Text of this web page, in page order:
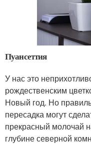
Пуансеттия
У нас это
рождественским
Новый год. Но
пересадка могут
прекрасный молочай
глубине северной